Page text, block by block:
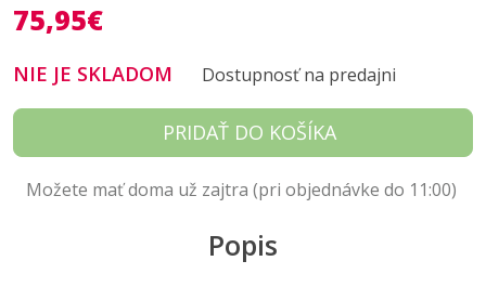
75,95€
NIE JE SKLADOM Dostupnosť na predajni
PRIDAŤ DO KOŠÍKA
Možete mať doma už zajtra (pri objednávke do 11:00)
Popis